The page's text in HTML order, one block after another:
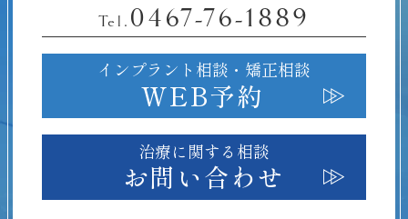
Tel. 0467-76-1889
インプラント相談・ 矯正相談
WEB予約
治療に関する相談
お問い合わせ